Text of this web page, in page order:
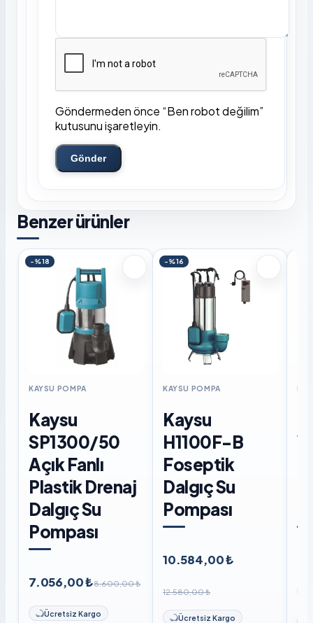
Göndermeden önce “Ben robot değilim”
kutusunu işaretleyin.
Gönder
Benzer ürünler
-%18
KAYSU POMPA
Kaysu
SP1300/50
Açık Fanlı
Plastik Drenaj
Dalgıç Su
Pompası
7.056,00 ₺8.600,00 ₺
Ücretsiz Kargo
-%16
KAYSU POMPA
Kaysu
H1100F-B
Foseptik
Dalgıç Su
Pompası
10.584,00 ₺
12.580,00 ₺
Ücretsiz Kargo